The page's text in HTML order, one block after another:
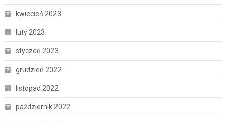
kwiecień 2023
luty 2023
styczeń 2023
grudzień 2022
listopad 2022
październik 2022